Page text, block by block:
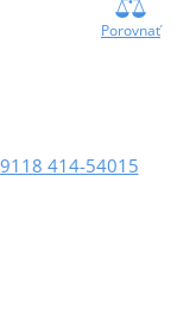
Porovnať
414-54015